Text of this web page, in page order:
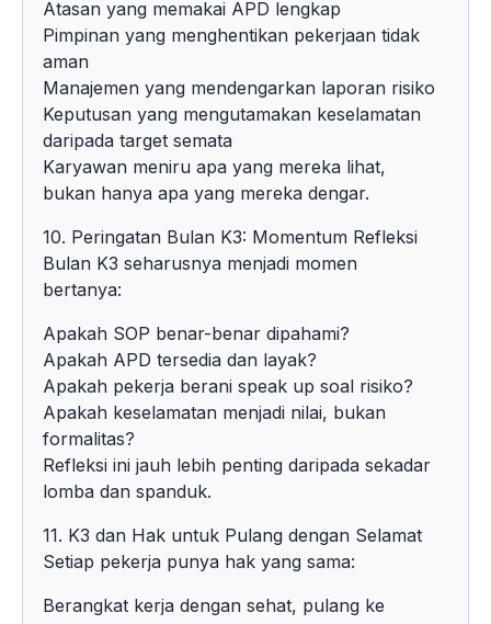
Atasan yang memakai APD lengkap
Pimpinan yang menghentikan pekerjaan tidak
aman
Manajemen yang mendengarkan laporan risiko
Keputusan yang mengutamakan keselamatan
daripada target semata
Karyawan meniru apa yang mereka lihat,
bukan hanya apa yang mereka dengar.
10. Peringatan Bulan K3: Momentum Refleksi
Bulan K3 seharusnya menjadi momen
bertanya:
Apakah SOP benar-benar dipahami?
Apakah APD tersedia dan layak?
Apakah pekerja berani speak up soal risiko?
Apakah keselamatan menjadi nilai, bukan
formalitas?
Refleksi ini jauh lebih penting daripada sekadar
lomba dan spanduk.
11. K3 dan Hak untuk Pulang dengan Selamat
Setiap pekerja punya hak yang sama:
Berangkat kerja dengan sehat, pulang ke